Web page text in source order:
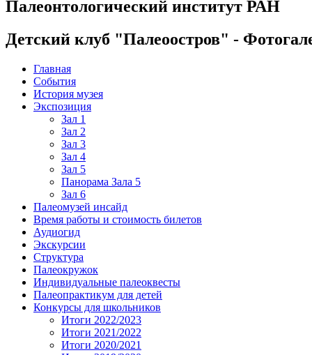
Палеонтологический институт РАН
Детский клуб "Палеоостров" -
Главная
События
История музея
Экспозиция
Зал 1
Зал 2
Зал 3
Зал 4
Зал 5
Панорама Зала 5
Зал 6
Палеомузей инсайд
Время работы и стоимость билетов
Аудиогид
Экскурсии
Структура
Палеокружок
Индивидуальные палеоквесты
Палеопрактикум для детей
Конкурсы для школьников
Итоги 2022/2023
Итоги 2021/2022
Итоги 2020/2021